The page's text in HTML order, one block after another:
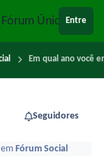
Fórum ÚnicoEntre
Em qual ano você
Seguidores
emFórum Social